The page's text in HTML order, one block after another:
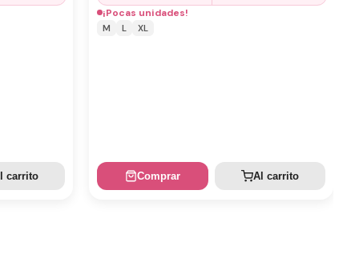
carrito
¡Pocas unidades!
M L XL
Comprar Al carrito